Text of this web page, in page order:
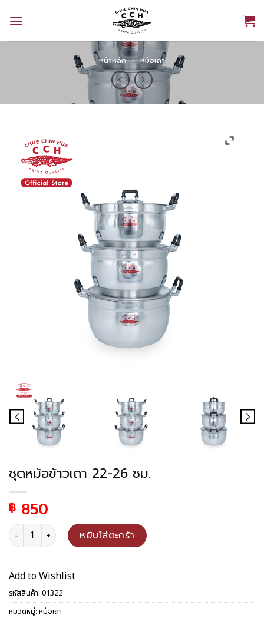
หน้าหลัก / หม้อเถา
ชุดหม้อข้าวเถา 22-26 ซม.
฿ 850
จำนวน ชุดหม้อข้าวเถา 22-26 ซม. ชิ้น
หยิบใส่ตะกร้า
Add to Wishlist
รหัสสินค้า: 01322
หมวดหมู่: หม้อเถา